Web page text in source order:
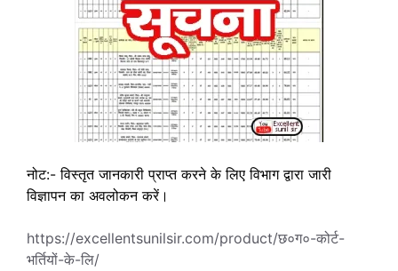
नोट:- विस्तृत जानकारी प्राप्त करने के लिए विभाग द्वारा जारी
विज्ञापन का अवलोकन करें।
https://excellentsunilsir.com/product/छ०ग०-कोर्ट-
भर्तियों-के-लि/